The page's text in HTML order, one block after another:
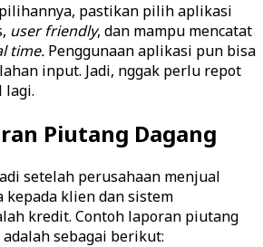
pastikan pilih aplikasi
user friendly, dan mampu mencatat
time. Penggunaan aplikasi pun bisa
input. Jadi, nggak perlu repot
lagi.
Piutang Dagang
setelah perusahaan menjual
kepada klien dan sistem
kredit. Contoh laporan piutang
sebagai berikut: